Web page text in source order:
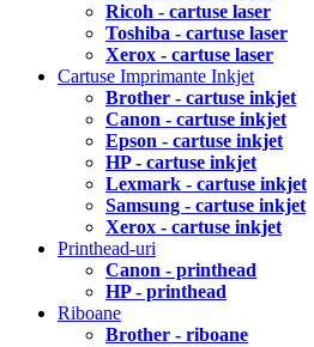
Ricoh - cartuse laser
Toshiba - cartuse laser
Xerox - cartuse laser
Cartuse Imprimante Inkjet
Brother - cartuse inkjet
Canon - cartuse inkjet
Epson - cartuse inkjet
HP - cartuse inkjet
Lexmark - cartuse inkjet
Samsung - cartuse inkjet
Xerox - cartuse inkjet
Printhead-uri
Canon - printhead
HP - printhead
Riboane
Brother - riboane